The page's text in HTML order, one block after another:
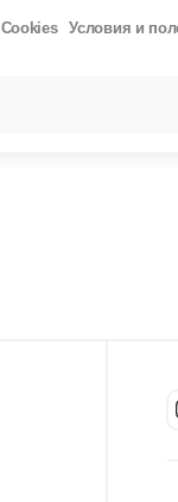
Cookies Условия и